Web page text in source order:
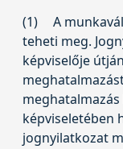
(1)
A
teheti meg.
képviselője
képviseletében
jognyilatkozat